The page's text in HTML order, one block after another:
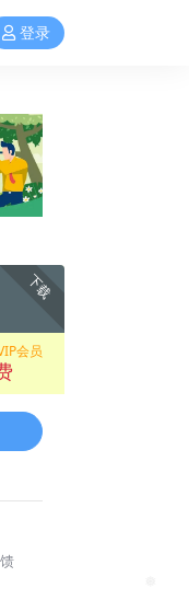
登录
下载
会员